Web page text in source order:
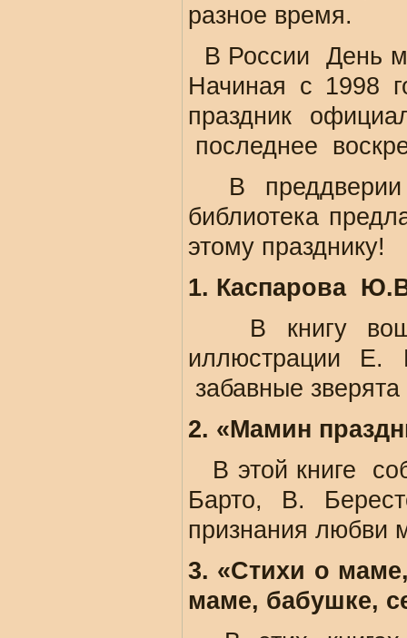
разное время.
В России День
Начиная с 1998
праздник
последнее
В
библиотека
этому празднику!
1. Каспарова
В книгу
иллюстрации
забавные
2. «Мамин
В этой книге
Барто, В.
признания любви
3. «Стихи о
маме, бабушке,